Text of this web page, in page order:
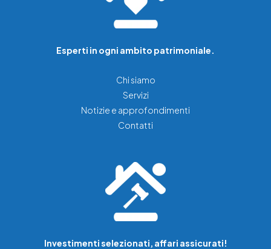
Esperti in ogni ambito patrimoniale.
Chi siamo
Servizi
Notizie e approfondimenti
Contatti
Investimenti selezionati, affari assicurati!